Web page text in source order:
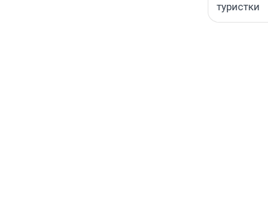
туристки